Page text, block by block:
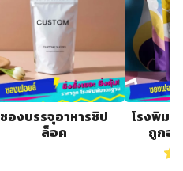
ซองบรรจุอาหารซิป
ล็อค
โรงพิม
ถูกอ